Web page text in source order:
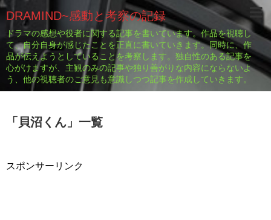
DRAMIND~感動と考察の記録
ドラマの感想や役者に関する記事を書いています。作品を視聴し
て、自分自身が感じたことを正直に書いていきます。同時に、作
品が伝えようとしていることを考察します。独自性のある記事を
心がけますが、主観のみの記事や独り善がりな内容にならないよ
う、他の視聴者のご意見も意識しつつ記事を作成していきます。
「 貝沼くん 」 一覧
スポンサーリンク